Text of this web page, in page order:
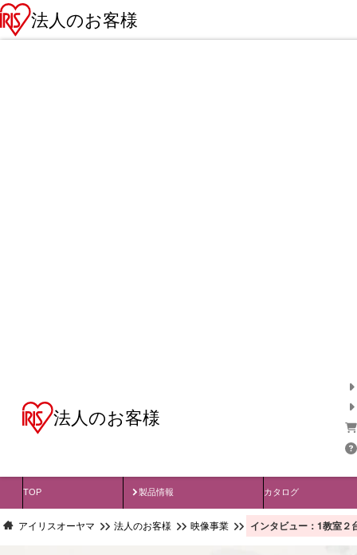
法人のお客様
法人のお客様
TOP 製品情報
関連製品 カタログ
アイリスオーヤマ 法人のお客様 映像事業 インタビュー：1教室２